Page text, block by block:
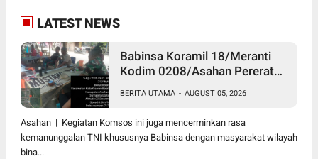
LATEST NEWS
Babinsa Koramil 18/Meranti
Kodim 0208/Asahan Pererat
Dengan Warga Masyarakat
Binaan
BERITA UTAMA - AUGUST 05, 2026
Asahan | Kegiatan Komsos ini juga mencerminkan rasa
kemanunggalan TNI khususnya Babinsa dengan masyarakat wilayah
bina...